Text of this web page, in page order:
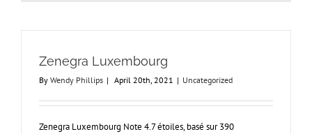
–
Zenegra Luxembourg
By Wendy Phillips | April 20th, 2021 | Uncategorized
Zenegra Luxembourg Note 4.7 étoiles, basé sur 390